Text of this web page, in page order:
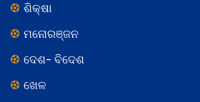
ଶିକ୍ଷା
ମନୋରଞ୍ଜନ
ଦେଶ- ବିଦେଶ
ଖେଳ